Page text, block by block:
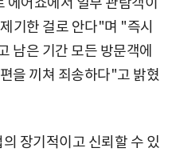
기한 걸로 안다"며 "즉시
남은 기간 모든 방문객에
을 끼쳐 죄송하다"고 밝혔
장기적이고 신뢰할 수 있